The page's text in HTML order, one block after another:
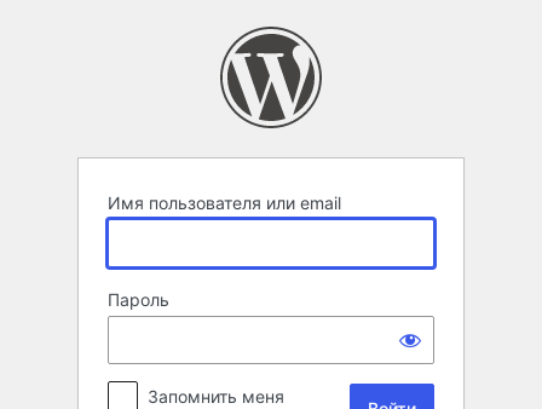
Имя пользователя или email
Пароль
Запомнить меня